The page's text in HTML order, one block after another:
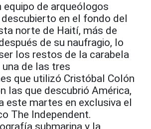
equipo de arqueólogos
en el fondo del
norte de Haití, más de
de su naufragio, lo
los restos de la carabela
de las tres
que utilizó Cristóbal Colón
las que descubrió América,
este martes en exclusiva el
The Independent.